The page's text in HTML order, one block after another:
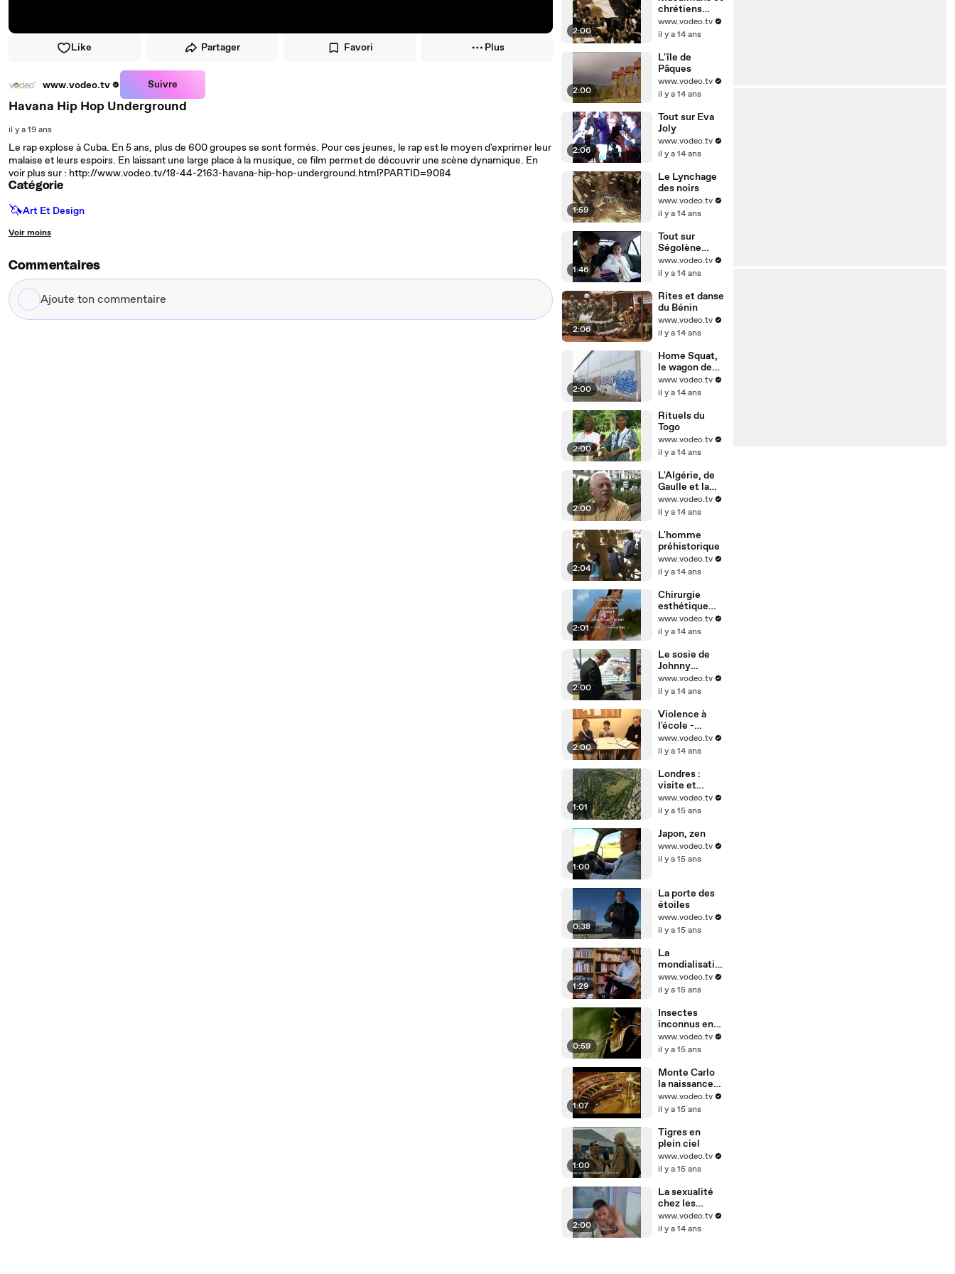
Like Partager Favori Plus
www.vodeo.tv Suivre
Havana Hip Hop Underground
il y a 19 ans
Le rap explose à Cuba. En 5 ans, plus de 600 groupes se sont formés. Pour ces jeunes, le rap est le moyen d'exprimer leur
malaise et leurs espoirs. En laissant une large place à la musique, ce film permet de découvrir une scène dynamique. En
voir plus sur : http://www.vodeo.tv/18-44-2163-havana-hip-hop-underground.html?PARTID=9084
Catégorie
🦄Art Et Design
Voir moins
Commentaires
Ajoute
ton
2:00
chrétiens
d'Egypte
www.vodeo.tv
il y a 14 ans
2:00
L'île de
Pâques
www.vodeo.tv
il y a 14 ans
2:06
Tout sur Eva
Joly
www.vodeo.tv
il y a 14 ans
1:59
Le Lynchage
des noirs
www.vodeo.tv
il y a 14 ans
1:46
Tout sur
Ségolène
Royal
www.vodeo.tv
il y a 14 ans
2:06
Rites et danse
du Bénin
www.vodeo.tv
il y a 14 ans
2:00
Home Squat,
le wagon des
punks
www.vodeo.tv
il y a 14 ans
2:00
Rituels du
Togo
www.vodeo.tv
il y a 14 ans
2:00
L'Algérie, de
Gaulle et la
bombe
www.vodeo.tv
il y a 14 ans
2:04
L'homme
préhistorique
www.vodeo.tv
il y a 14 ans
2:01
Chirurgie
esthétique
par injection
www.vodeo.tv
il y a 14 ans
2:00
Le sosie de
Johnny
Hallyday
www.vodeo.tv
il y a 14 ans
2:00
Violence à
l'école -
harcèlement
scolaire
www.vodeo.tv
il y a 14 ans
1:01
Londres :
visite et
tourisme
www.vodeo.tv
il y a 15 ans
1:00
Japon, zen
www.vodeo.tv
il y a 15 ans
0:38
La porte des
étoiles
www.vodeo.tv
il y a 15 ans
1:29
La
mondialisatio
n vue par les
patrons
www.vodeo.tv
il y a 15 ans
0:59
Insectes
inconnus en
Amazonie
www.vodeo.tv
il y a 15 ans
1:07
Monte Carlo
la naissance
d'un mythe
www.vodeo.tv
il y a 15 ans
1:00
Tigres en
plein ciel
www.vodeo.tv
il y a 15 ans
2:00
La sexualité
chez les
handicapés
www.vodeo.tv
il y a 14 ans